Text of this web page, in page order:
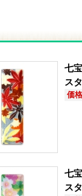
七
ス
価
七
ス